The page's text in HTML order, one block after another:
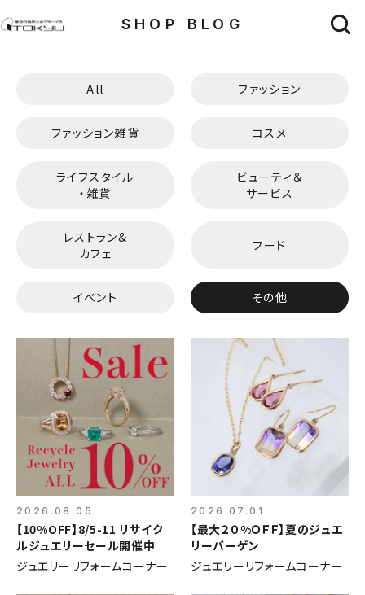
SHOP BLOG
All ファッション
ファッション雑貨 コスメ
ライフスタイル
・雑貨
ビューティ＆
サービス
レストラン&
カフェ
フード
イベント その他
2026.08.05
【10%OFF】8/5-11 リサイク
ルジュエリーセール開催中
ジュエリーリフォームコーナー
2026.07.01
【最大２０%ＯＦＦ】夏のジュエ
リーバーゲン
ジュエリーリフォームコーナー